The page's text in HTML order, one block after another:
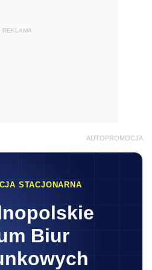
REKLAMA
AUTOPROMOCJA
STACJONARNA
Biur